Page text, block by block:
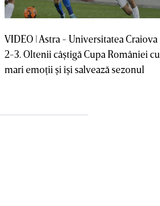
VIDEO | Astra - Universitatea Craiova
2-3. Oltenii câştigă Cupa României cu
mari emoţii şi îşi salvează sezonul